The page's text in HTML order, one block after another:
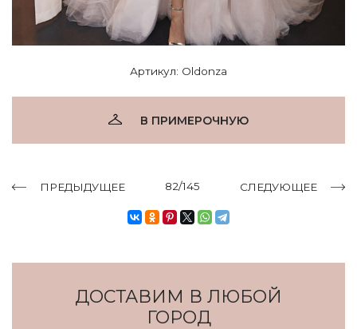
Артикул: Oldonza
В ПРИМЕРОЧНУЮ
ПРЕДЫДУЩЕЕ 82/145 СЛЕДУЮЩЕЕ
ДОСТАВИМ В ЛЮБОЙ
ГОРОД